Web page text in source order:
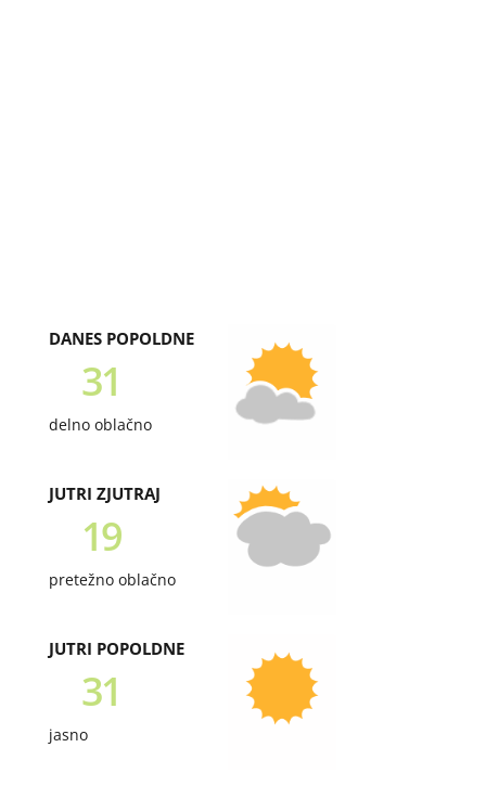
DANES POPOLDNE
31
delno oblačno
JUTRI ZJUTRAJ
19
pretežno oblačno
JUTRI POPOLDNE
31
jasno